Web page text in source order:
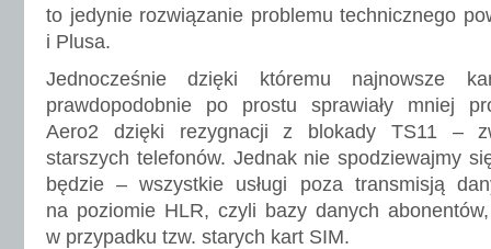
to jedynie rozwiązanie problemu technicznego
i Plusa.
Jednocześnie dzięki któremu najnowsze
prawdopodobnie po prostu sprawiały mniej
Aero2 dzięki rezygnacji z blokady TS11 –
starszych telefonów. Jednak nie spodziewajmy
będzie – wszystkie usługi poza transmisją
na poziomie HLR, czyli bazy danych
w przypadku tzw. starych kart SIM.